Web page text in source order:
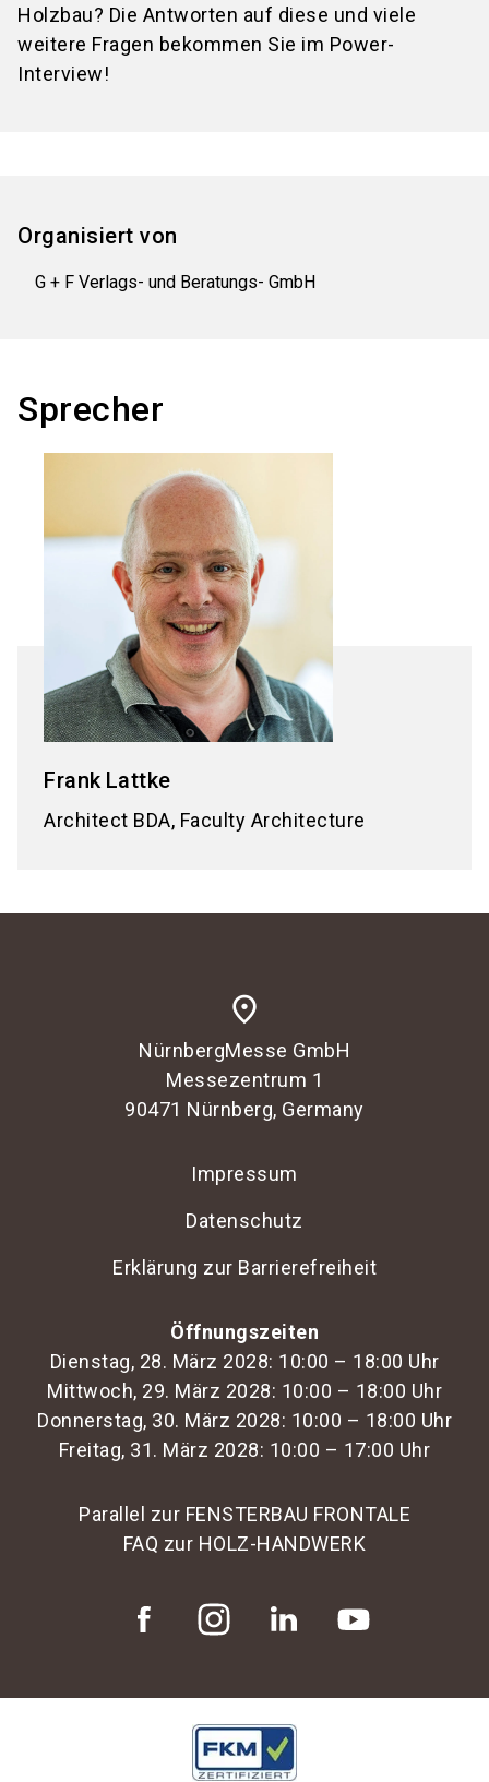
Holzbau? Die Antworten auf diese und viele
weitere Fragen bekommen Sie im Power-
Interview!
Organisiert von
G + F Verlags- und Beratungs- GmbH
Sprecher
Frank Lattke
Architect BDA, Faculty Architecture
place
NürnbergMesse GmbH
Messezentrum 1
90471 Nürnberg, Germany
Impressum
Datenschutz
Erklärung zur Barrierefreiheit
Öffnungszeiten
Dienstag, 28. März 2028: 10:00 – 18:00 Uhr
Mittwoch, 29. März 2028: 10:00 – 18:00 Uhr
Donnerstag, 30. März 2028: 10:00 – 18:00 Uhr
Freitag, 31. März 2028: 10:00 – 17:00 Uhr
Parallel zur FENSTERBAU FRONTALE
FAQ zur HOLZ-HANDWERK